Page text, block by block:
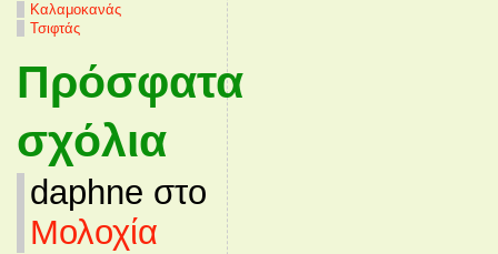
Καλαμοκανάς
Τσιφτάς
Πρόσφατα
σχόλια
daphne στο
Μολοχία